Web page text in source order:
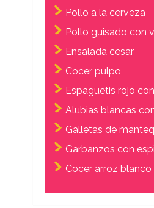
Pollo a la cerveza
Pollo guisado con
Ensalada cesar
Cocer pulpo
Espaguetis rojo
Alubias blancas
Galletas de
Garbanzos con
Cocer arroz blanco